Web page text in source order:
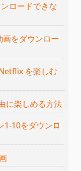
ロードできな
をダウンロー
を楽しむ
に楽しめる方法
1-10をダウンロ